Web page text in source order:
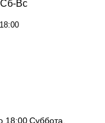
Вс
18:00Суббота,